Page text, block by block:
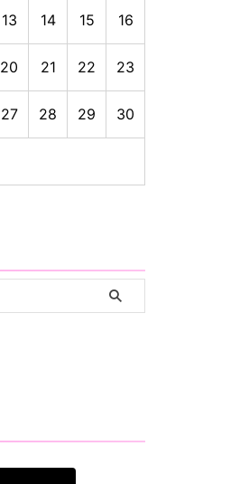
13 14 15 16
20 21 22 23
27 28 29 30